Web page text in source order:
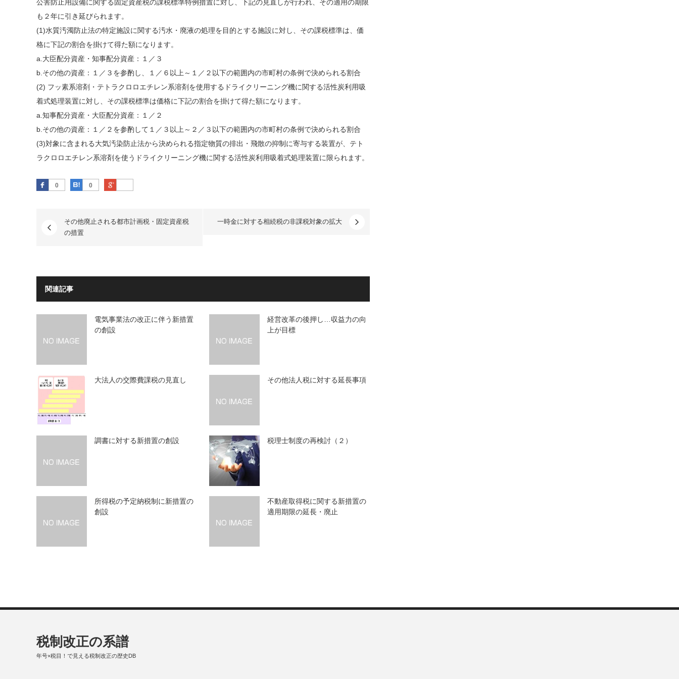
公害防止用設備に関する 固定資産税の課税標準特例措置に対し、下記の見直しが行われ、その適用の期限
も２年に引き延びられます。
(1)水質汚濁防止法の特定施設に関する汚水・廃液の処理を目的とする施設に対し、その課税標準は、価
格に下記の割合を掛けて得た額になります。
a.大臣配分資産・知事配分資産：１／３
b.その他の資産：１／３を参酌し、１／６以上～１／２以下の範囲内の市町村の条例で決められる割合
(2) フッ素系溶剤・テトラクロロエチレン系溶剤を使用するドライクリーニング機に関する活性炭利用吸
着式処理装置に対し、その課税標準は価格に下記の割合を掛けて得た額になります。
a.知事配分資産・大臣配分資産：１／２
b.その他の資産：１／２を参酌して１／３以上～２／３以下の範囲内の市町村の条例で決められる割合
(3)対象に含まれる大気汚染防止法から決められる指定物質の排出・飛散の抑制に寄与する装置が、テト
ラクロロエチレン系溶剤を使うドライクリーニング機に関する活性炭利用吸着式処理装置に限られます。
0
Facebook 0
はてなブックマーク
その他廃止される都市計画税・固定資産税
の措置
一時金に対する相続税の非課税対象の拡大
関連記事
電気事業法の改正に伴う新措置
の創設
経営改革の後押し…収益力の向
上が目標
大法人の交際費課税の見直し その他法人税に対する延長事項
調書に対する新措置の創設 税理士制度の再検討（２）
所得税の予定納税制に新措置の
創設
不動産取得税に関する新措置の
適用期限の延長・廃止
税制改正の系譜
年号×税目！で見える税制改正の歴史DB